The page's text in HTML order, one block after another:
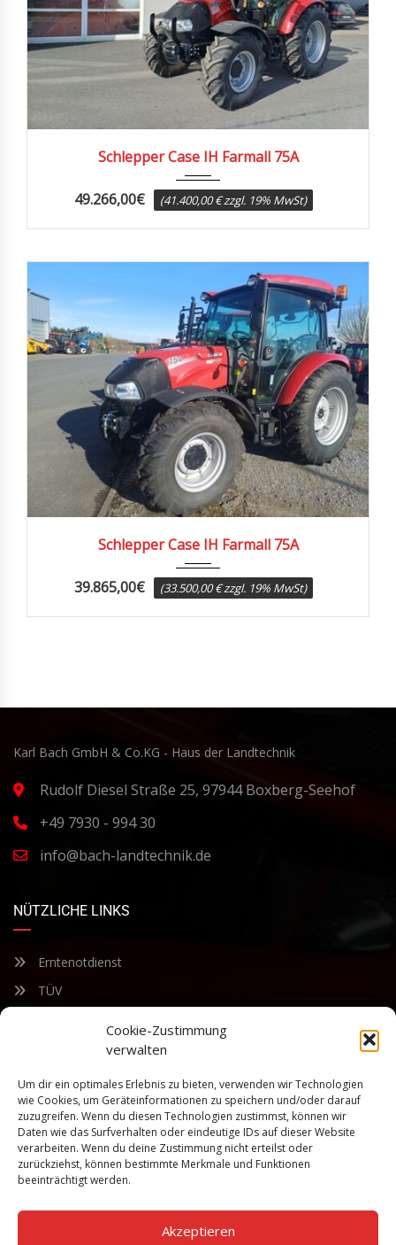
Cookie-Zustimmung
verwalten
Um dir ein optimales Erlebnis zu bieten, verwenden wir Technologien
wie Cookies, um Geräteinformationen zu speichern und/oder darauf
zuzugreifen. Wenn du diesen Technologien zustimmst, können wir
Daten wie das Surfverhalten oder eindeutige IDs auf dieser Website
verarbeiten. Wenn du deine Zustimmung nicht erteilst oder
zurückziehst, können bestimmte Merkmale und Funktionen
beeinträchtigt werden.
Akzeptieren
Schlepper Case IH Farmall 75A
49.266,00€ (41.400,00 € zzgl. 19% MwSt)
Schlepper Case IH Farmall 75A
39.865,00€ (33.500,00 € zzgl. 19% MwSt)
Karl Bach GmbH & Co.KG - Haus der Landtechnik
Rudolf Diesel Straße 25, 97944 Boxberg-Seehof
+49 7930 - 994 30
info@bach-landtechnik.de
NÜTZLICHE LINKS
Erntenotdienst
TÜV
Bleiben Sie auf dem Laufenden über unsere sich ständig
weiterentwickelnden Produkteigenschaften und Technologien.
Geben Sie Ihre E-Mail-Adresse ein und abonnieren Sie unseren
Newsletter.